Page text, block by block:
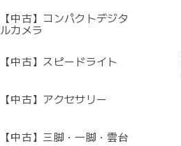
【中古】コンパクトデジタ
ルカメラ
【中古】スピードライト
【中古】アクセサリー
【中古】三脚・一脚・雲台